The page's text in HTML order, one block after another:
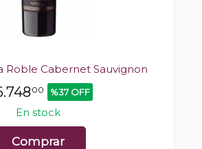
Roble Cabernet Sauvignon
00 %37 OFF
En stock
Comprar